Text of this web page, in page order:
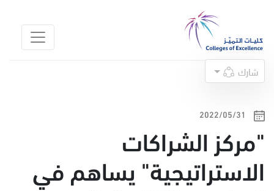
شارك
31‏/05‏/2022
"مركز الشراكات
الاستراتيجية" يساهم في